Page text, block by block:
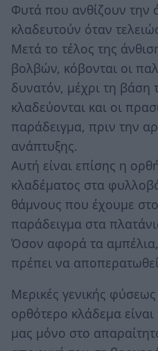
Φυτά που ανθίζουν την
κλαδευτούν όταν
Μετά το τέλος της
βολβών, κόβονται οι
δυνατόν, μέχρι τη βάση
κλαδεύονται και οι
παράδειγμα, πριν την
ανάπτυξης.
Αυτή είναι επίσης η
κλαδέματος στα
θάμνους που έχουμε
παράδειγμα στα
Όσον αφορά τα
πρέπει να
Μερικές γενικής
ορθότερο κλάδεμα
μας μόνο στο